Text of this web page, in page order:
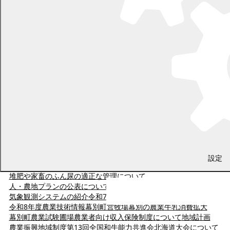
設定
堆肥や家畜のふん尿の適正な管理について
人・農地プランの公表について
気象観測システムの紹介令和7年度農業技術情報
令和8年度農業技術情報幕別町営牧場幕別の農業牛乳消費拡大
幕別町農業試験圃場農業者向け収入保険制度について地域計画
農業振興地域制度第13回全国和牛能力共進会北海道大会について